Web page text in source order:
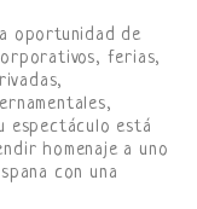
oportunidad de
ferias,
espectáculo está
homenaje a uno
con una